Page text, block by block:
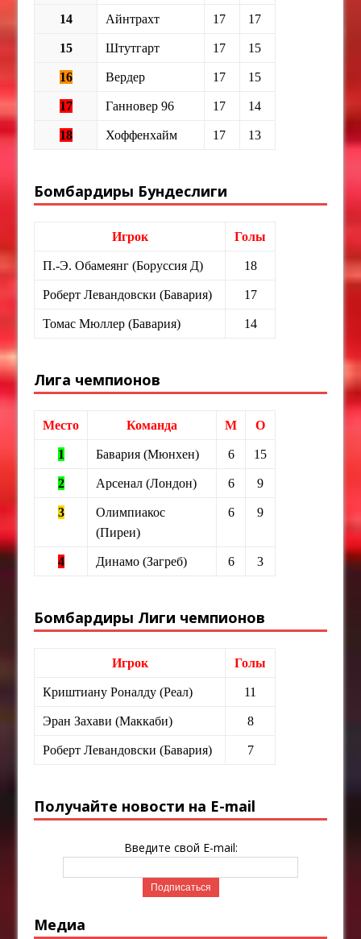
14 Айнтрахт 17 17
15 Штутгарт 17 15
16 Вердер 17 15
17 Ганновер 96 17 14
18 Хоффенхайм 17 13
Бомбардиры Бундеслиги
Игрок Голы
П.-Э. Обамеянг (Боруссия Д) 18
Роберт Левандовски (Бавария) 17
Томас Мюллер (Бавария) 14
Лига чемпионов
Место Команда М О
1 Бавария (Мюнхен) 6 15
2 Арсенал (Лондон) 6 9
3
Олимпиакос
(Пиреи)
6 9
4 Динамо (Загреб) 6 3
Бомбардиры Лиги чемпионов
Игрок Голы
Криштиану Роналду (Реал) 11
Эран Захави (Маккаби) 8
Роберт Левандовски (Бавария) 7
Получайте новости на E-mail
Введите свой E-mail:
Медиа